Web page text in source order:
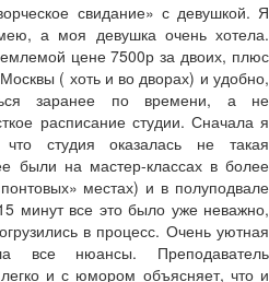
свидание» с девушкой. Я
а моя девушка очень хотела.
цене 7500р за двоих, плюс
( хоть и во дворах) и удобно,
заранее по времени, а не
расписание студии. Сначала я
что студия оказалась не такая
были на мастер-классах в более
местах) и в полуподвале
минут все это было уже неважно,
в процесс. Очень уютная
все нюансы. Преподаватель
и с юмором объясняет, что и